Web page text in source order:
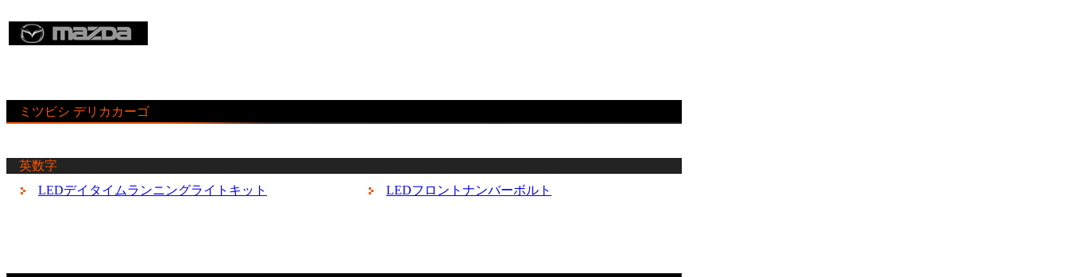
ミツビシ デリカカーゴ
英数字
LEDデイタイムランニングライトキット
LEDフロントナンバーボルト